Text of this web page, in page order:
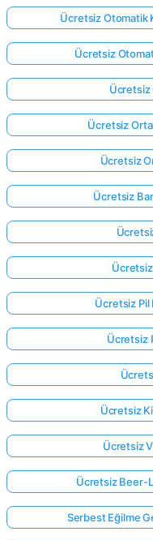
Ücretsiz Otomatik
Ücretsiz
Ücretsiz
Ücretsiz
Ücretsiz
Ücretsiz
Ücretsiz Pil
Ücretsiz
Ücretsiz
Ücretsiz
Ücretsiz Beer-
Serbest Eğilme